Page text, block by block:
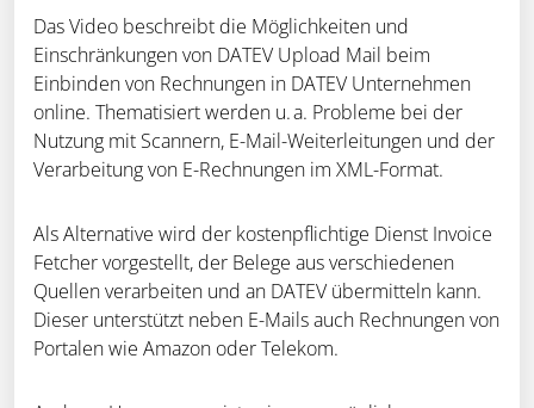
Das Video beschreibt die Möglichkeiten und
Einschränkungen von DATEV Upload Mail beim
Einbinden von Rechnungen in DATEV Unternehmen
online. Thematisiert werden u. a. Probleme bei der
Nutzung mit Scannern, E-Mail-Weiterleitungen und der
Verarbeitung von E-Rechnungen im XML-Format.
Als Alternative wird der kostenpflichtige Dienst Invoice
Fetcher vorgestellt, der Belege aus verschiedenen
Quellen verarbeiten und an DATEV übermitteln kann.
Dieser unterstützt neben E-Mails auch Rechnungen von
Portalen wie Amazon oder Telekom.